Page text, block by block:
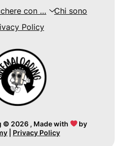
con …
Chi sono
Policy
© 2026 , Made with
by
Privacy Policy